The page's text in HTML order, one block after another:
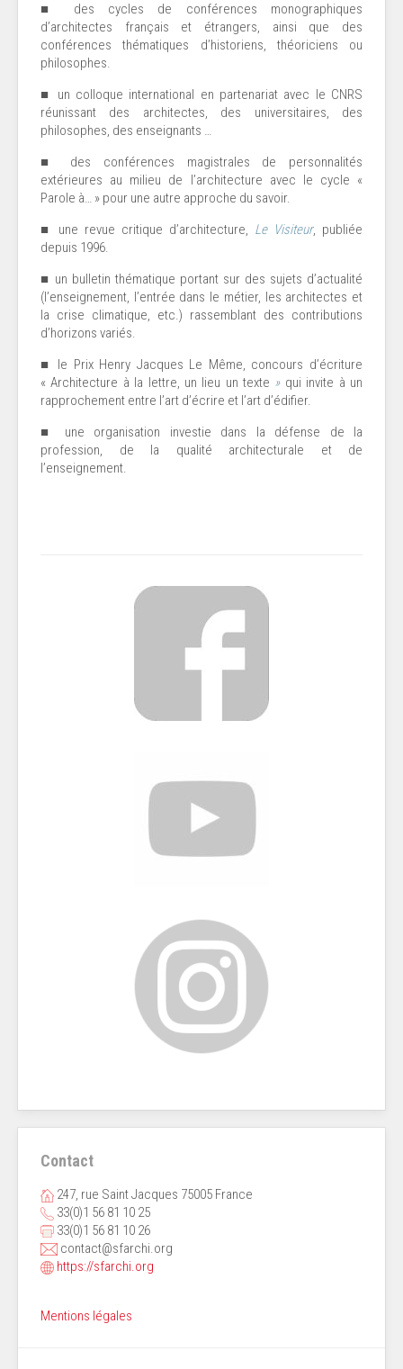
■
des cycles de conférences monographiques
d’architectes français et étrangers, ainsi que des
conférences thématiques d’historiens, théoriciens ou
philosophes.
■
un colloque international en partenariat avec le CNRS
réunissant des architectes, des universitaires, des
philosophes, des enseignants …
■ des conférences magistrales de personnalités
extérieures au milieu de l’architecture avec le cycle «
Parole à… » pour une autre approche du savoir.
■
une revue critique d’architecture, Le Visiteur, publiée
depuis 1996.
■ un bulletin thématique portant sur des sujets d’actualité
(l’enseignement, l’entrée dans le métier, les architectes et
la crise climatique, etc.) rassemblant des contributions
d’horizons variés.
■
le Prix Henry Jacques Le Même, concours d’écriture
« Architecture à la lettre, un lieu un texte »qui invite à un
rapprochement entre l’art d’écrire et l’art d’édifier.
■ une organisation investie dans la défense de la
profession, de la qualité architecturale et de
l’enseignement.
Contact
247, rue Saint Jacques 75005 France
33(0)1 56 81 10 25
33(0)1 56 81 10 26
contact@sfarchi.org
https://sfarchi.org
Mentions légales